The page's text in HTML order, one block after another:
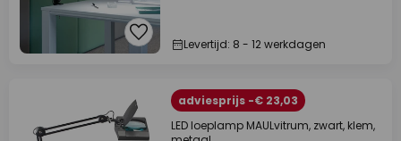
Levertijd: 8 - 12 werkdagen
adviesprijs -€ 23,03
LED loeplamp MAULvitrum, zwart, klem,